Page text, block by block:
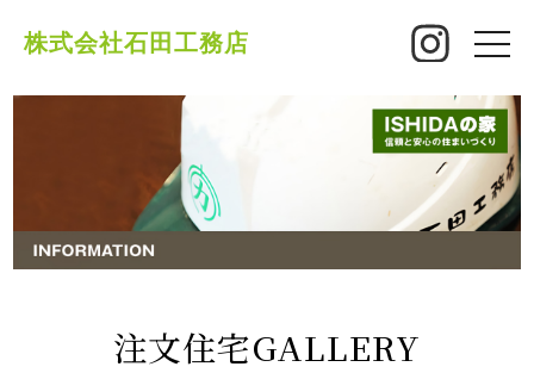
株式会社石田工務店
toggle
注文住宅GALLERY